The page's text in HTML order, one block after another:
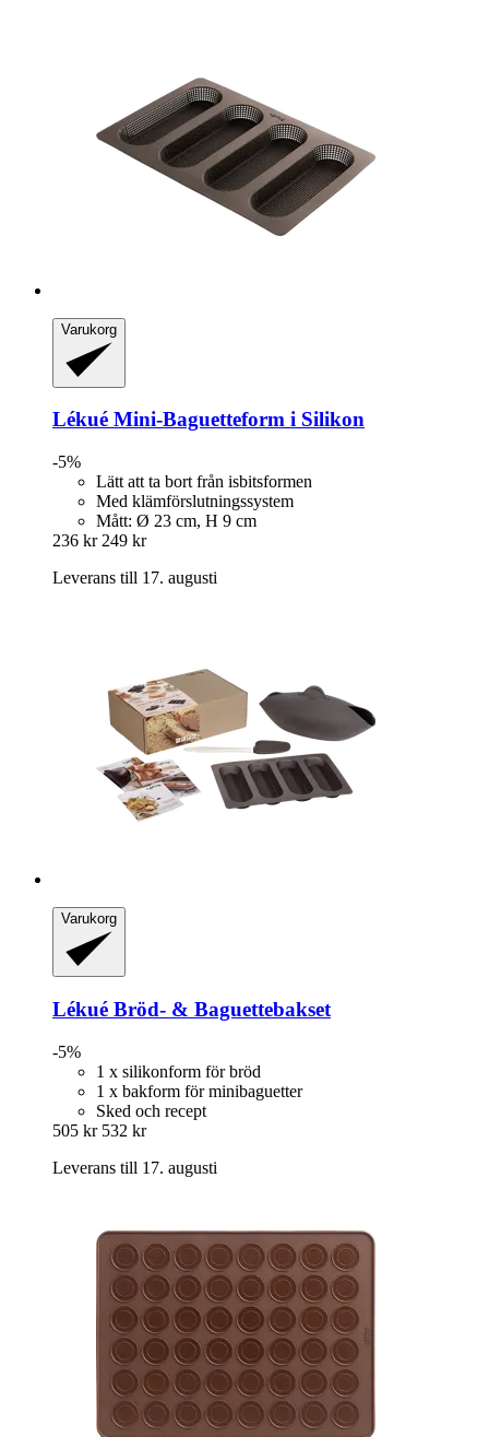
Varukorg
Lékué Mini-​Baguetteform i Silikon
-5%
Lätt att ta bort från isbitsformen
Med klämförslutningssystem
Mått: Ø 23 cm, H 9 cm
236 kr 249 kr
Leverans till 17. augusti
Varukorg
Lékué Bröd-​ & Baguettebakset
-5%
1 x silikonform för bröd
1 x bakform för minibaguetter
Sked och recept
505 kr 532 kr
Leverans till 17. augusti